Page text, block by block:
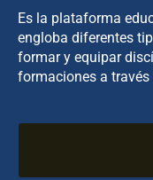
Es la plataforma
engloba diferentes
formar y equipar
formaciones a través